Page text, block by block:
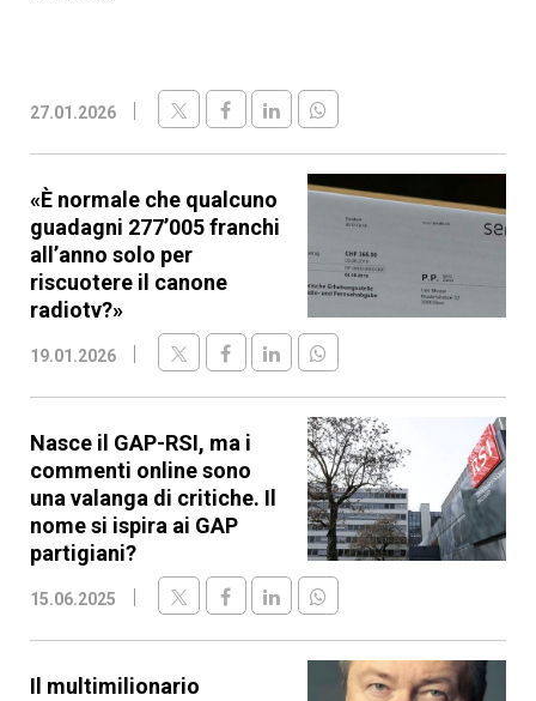
27.01.2026
«È normale che qualcuno
guadagni 277’005 franchi
all’anno solo per
riscuotere il canone
radiotv?»
19.01.2026
Nasce il GAP-RSI, ma i
commenti online sono
una valanga di critiche. Il
nome si ispira ai GAP
partigiani?
15.06.2025
Il multimilionario